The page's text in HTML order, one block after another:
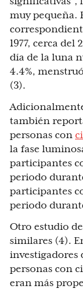
muy pequeña.
1977, cerca
día de la luna
4.4%,
(3).
también
personas con
la fase
participantes
periodo
participantes
periodo
Otro estudio
similares (4).
investigadores
personas con
eran más